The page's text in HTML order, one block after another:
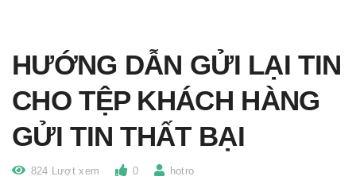
HƯỚNG DẪN GỬI LẠI TIN
CHO TỆP KHÁCH HÀNG
GỬI TIN THẤT BẠI
824 Lượt xem 0 hotro